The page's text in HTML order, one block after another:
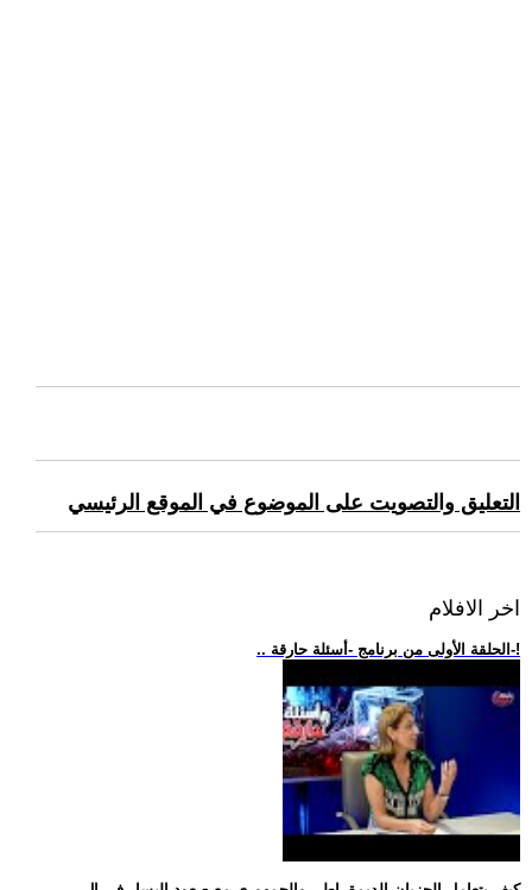
التعليق والتصويت على الموضوع في الموقع الرئيسي
اخر الافلام
.. الحلقة الأولى من برنامج -أسئلة حارقة-!